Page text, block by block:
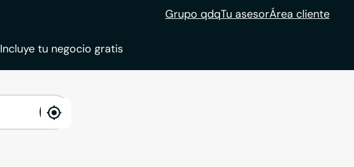
Grupo qdqTu asesorÁrea cliente
Incluye tu negocio gratis
enable